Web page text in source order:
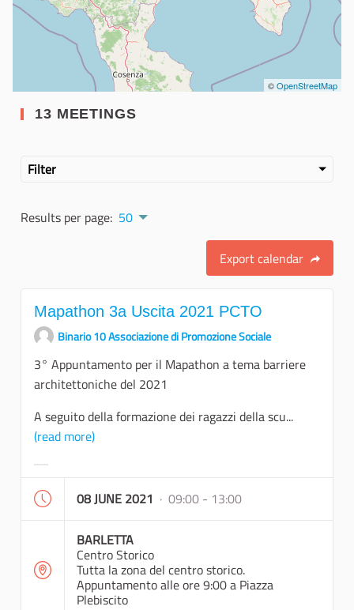
©OpenStreetMap
13 MEETINGS
Filter
Results per page: 50
Export calendar
Mapathon 3a Uscita 2021 PCTO
Binario 10 Associazione di Promozione Sociale
3° Appuntamento per il Mapathon a tema barriere
architettoniche del 2021
A seguito della formazione dei ragazzi della scu...
(read more)
08 JUNE 2021 · 09:00 - 13:00
BARLETTA
Centro Storico
Tutta la zona del centro storico.
Appuntamento alle ore 9:00 a Piazza
Plebiscito